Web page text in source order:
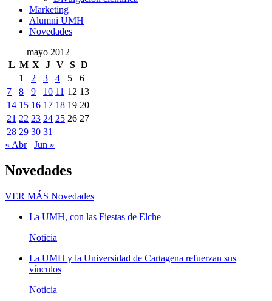
Marketing
Alumni UMH
Novedades
mayo 2012
L M X J V S D
1
2 3 4 5
6
7
8 9 10 11 12 13
14 15 16 17 18 19 20
21 22 23 24 25 26 27
28 29 30 31
« Abr
Jun »
Novedades
VER MÁS Novedades
La UMH, con las Fiestas de Elche
Noticia
La UMH y la Universidad de Cartagena refuerzan sus
vínculos
Noticia